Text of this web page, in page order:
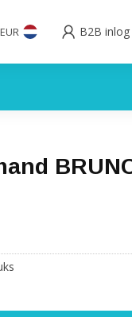
EUR B2B inlog